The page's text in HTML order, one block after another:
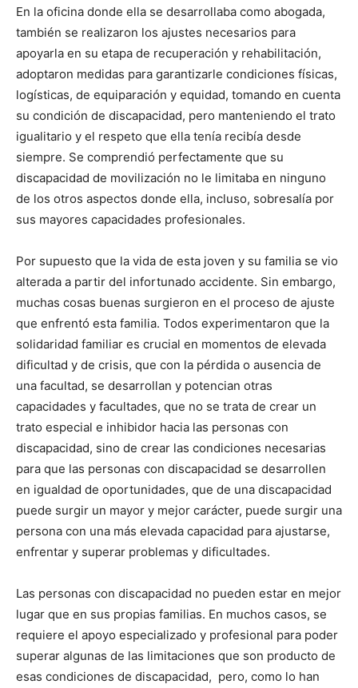
En la oficina donde ella se desarrollaba como abogada,
también se realizaron los ajustes necesarios para
apoyarla en su etapa de recuperación y rehabilitación,
adoptaron medidas para garantizarle condiciones físicas,
logísticas, de equiparación y equidad, tomando en cuenta
su condición de discapacidad, pero manteniendo el trato
igualitario y el respeto que ella tenía recibía desde
siempre. Se comprendió perfectamente que su
discapacidad de movilización no le limitaba en ninguno
de los otros aspectos donde ella, incluso, sobresalía por
sus mayores capacidades profesionales.
Por supuesto que la vida de esta joven y su familia se vio
alterada a partir del infortunado accidente. Sin embargo,
muchas cosas buenas surgieron en el proceso de ajuste
que enfrentó esta familia. Todos experimentaron que la
solidaridad familiar es crucial en momentos de elevada
dificultad y de crisis, que con la pérdida o ausencia de
una facultad, se desarrollan y potencian otras
capacidades y facultades, que no se trata de crear un
trato especial e inhibidor hacia las personas con
discapacidad, sino de crear las condiciones necesarias
para que las personas con discapacidad se desarrollen
en igualdad de oportunidades, que de una discapacidad
puede surgir un mayor y mejor carácter, puede surgir una
persona con una más elevada capacidad para ajustarse,
enfrentar y superar problemas y dificultades.
Las personas con discapacidad no pueden estar en mejor
lugar que en sus propias familias. En muchos casos, se
requiere el apoyo especializado y profesional para poder
superar algunas de las limitaciones que son producto de
esas condiciones de discapacidad, pero, como lo han